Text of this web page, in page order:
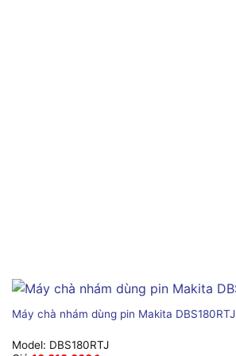
Máy chà nhám dùng pin Makita DBS180RTJ
Model: DBS180RTJ